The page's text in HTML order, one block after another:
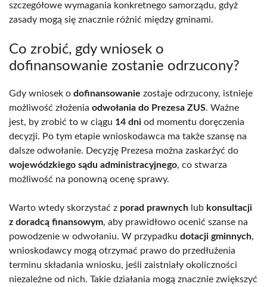
szczegółowe wymagania konkretnego samorządu, gdyż
zasady mogą się znacznie różnić między gminami.
Co zrobić, gdy wniosek o
dofinansowanie zostanie odrzucony?
Gdy wniosek o dofinansowanie zostaje odrzucony, istnieje
możliwość złożenia odwołania do Prezesa ZUS. Ważne
jest, by zrobić to w ciągu 14 dni od momentu doręczenia
decyzji. Po tym etapie wnioskodawca ma także szansę na
dalsze odwołanie. Decyzję Prezesa można zaskarżyć do
wojewódzkiego sądu administracyjnego, co stwarza
możliwość na ponowną ocenę sprawy.
Warto wtedy skorzystać z porad prawnych lub konsultacji
z doradcą finansowym, aby prawidłowo ocenić szanse na
powodzenie w odwołaniu. W przypadku dotacji gminnych,
wnioskodawcy mogą otrzymać prawo do przedłużenia
terminu składania wniosku, jeśli zaistniały okoliczności
niezależne od nich. Takie działania mogą znacznie zwiększyć